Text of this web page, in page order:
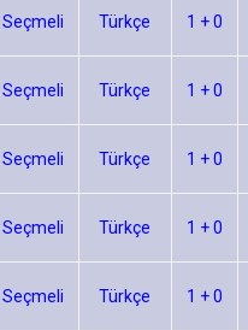
Seçmeli Türkçe 1 + 0
Seçmeli Türkçe 1 + 0
Seçmeli Türkçe 1 + 0
Seçmeli Türkçe 1 + 0
Seçmeli Türkçe 1 + 0